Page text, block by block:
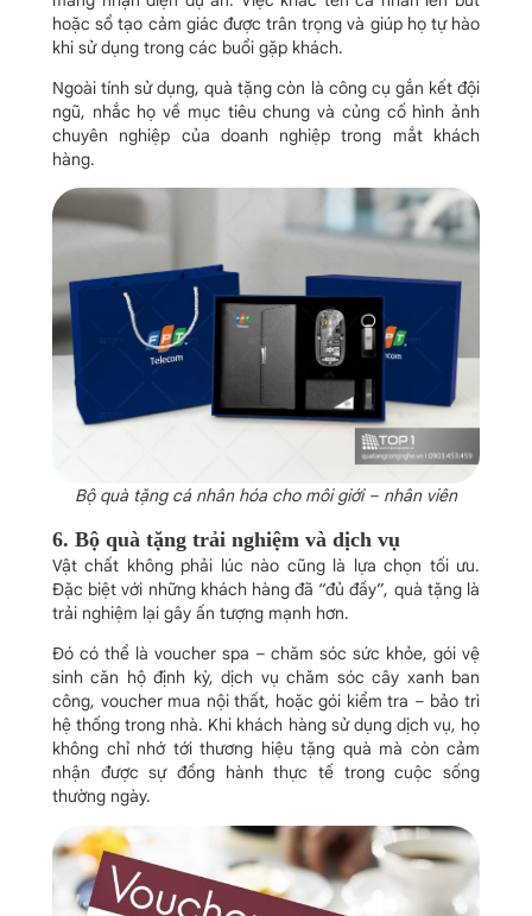
hoặc sổ tạo cảm giác được trân trọng và giúp họ tự hào
khi sử dụng trong các buổi gặp khách.
Ngoài tính sử dụng, quà tặng còn là công cụ gắn kết đội
ngũ, nhắc họ về mục tiêu chung và củng cố hình ảnh
chuyên nghiệp của doanh nghiệp trong mắt khách
hàng.
Bộ quà tặng cá nhân hóa cho môi giới – nhân viên
6. Bộ quà tặng trải nghiệm và dịch vụ
Vật chất không phải lúc nào cũng là lựa chọn tối ưu.
Đặc biệt với những khách hàng đã “đủ đầy”, quà tặng là
trải nghiệm lại gây ấn tượng mạnh hơn.
Đó có thể là voucher spa – chăm sóc sức khỏe, gói vệ
sinh căn hộ định kỳ, dịch vụ chăm sóc cây xanh ban
công, voucher mua nội thất, hoặc gói kiểm tra – bảo trì
hệ thống trong nhà. Khi khách hàng sử dụng dịch vụ, họ
không chỉ nhớ tới thương hiệu tặng quà mà còn cảm
nhận được sự đồng hành thực tế trong cuộc sống
thường ngày.